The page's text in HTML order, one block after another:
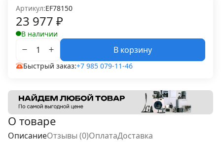
Артикул:EF78150
23 977 ₽
В наличии
В корзину
Быстрый заказ:+7 985 079-11-46
О товаре
ОписаниеОтзывы (0)ОплатаДоставка